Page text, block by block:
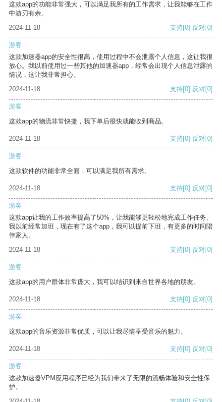
这款app的功能非常强大，可以满足我所有的工作需求，让我能够在工作
中游刃有余。
2024-11-18
支持[0] 反对[0]
游客
这款加速器app的安全性很高，使用过程中不会泄露个人信息，这让我很
放心。我以前使用过一些其他的加速器app，经常会出现个人信息泄露的
情况，这让我非常担心。
2024-11-18
支持[0] 反对[0]
游客
这款app的物流非常快捷，我下单后很快就能收到商品。
2024-11-18 支持[0] 反对[0]
游客
这款软件的功能非常全面，可以满足我所有需求。
2024-11-18 支持[0] 反对[0]
游客
这款app让我的工作效率提高了50%，让我能够更轻松地完成工作任务。
我以前经常加班，现在有了这个app，我可以提前下班，有更多的时间陪
伴家人。
2024-11-18
支持[0] 反对[0]
游客
这款app的用户群体非常庞大，我可以结识到来自世界各地的朋友。
2024-11-18 支持[0] 反对[0]
游客
这款app的音乐资源非常优质，可以让我尽情享受音乐的魅力。
2024-11-18 支持[0] 反对[0]
游客
这款加速器VPM应用程序已经为我们带来了无限的流畅体验和安全性保
护。